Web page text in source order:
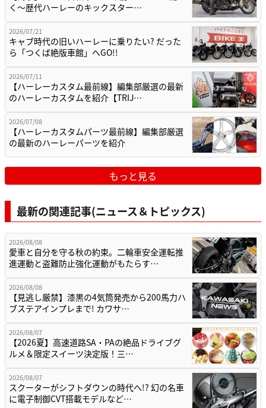
く〜歴代ハーレーのキックスター…
2026/07/21
キャブ時代の旧いハーレーに乗りたい? だった
ら「つくば絶版車館」へGO!!
2026/07/11
【ハーレーカスタム最前線】編集部厳選の最新
のハーレーカスタムを紹介【TRIJ…
2026/07/08
【ハーレーカスタムパーツ最前線】編集部厳選
の最新のハーレーパーツを紹介
もっと見る
最新の関連記事(ニュース＆トピックス)
2026/08/08
愛車と自分を守る秋の約束。二輪車安全運転推
進運動と盗難防止強化運動がもたらす…
2026/08/08
【見逃し厳禁】漆黒の4気筒発売から200馬力ハ
ブステアインプレまで! カワサ…
2026/08/07
【2026夏】高速道路SA・PAの絶品ドライブグ
ルメ＆限定スイーツ決定版！三…
2026/08/07
スクーターがシフトダウンの時代へ!? 幻の名車
に電子制御CVT搭載モデルなど…